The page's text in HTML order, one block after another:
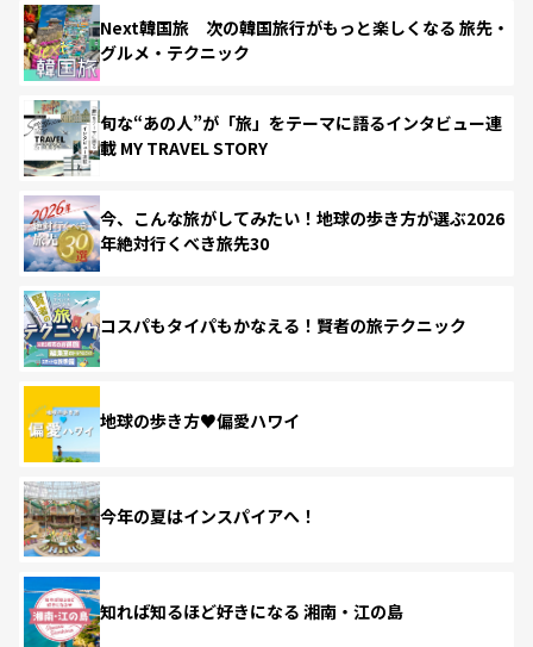
Next韓国旅 次の韓国旅行がもっと楽しくなる 旅先・
グルメ・テクニック
旬な“あの人”が「旅」をテーマに語るインタビュー連
載 MY TRAVEL STORY
今、こんな旅がしてみたい！地球の歩き方が選ぶ2026
年絶対行くべき旅先30
コスパもタイパもかなえる！賢者の旅テクニック
地球の歩き方♥偏愛ハワイ
今年の夏はインスパイアへ！
知れば知るほど好きになる 湘南・江の島